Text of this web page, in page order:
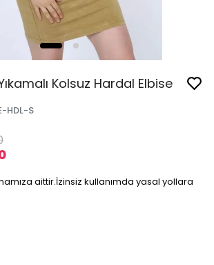
Kolsuz Hardal Elbise
HDL-S
aittir.İzinsiz kullanımda yasal yollara